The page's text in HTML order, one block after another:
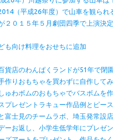
（平成26年度）で山車を観られ
２０１５年５月劇団四季で上演決
も向け料理をおせちに追加
貨店のわんぱくランドが51年で閉
作りおもちゃを買わずに自作して
ゅわボムのおもちゃでバスボムを
プレゼントラキュー作品例とピー
富士見のチームラボ、埼玉発常設
ーお返し、小学生低学年にプレゼ